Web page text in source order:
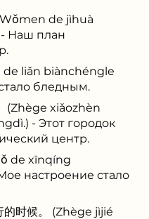
de jìhuà
Наш план
de liǎn biànchéngle
бледным.
(Zhège xiǎozhèn
- Этот городок
центр.
de xīnqíng
настроение стало
的时候。 (Zhège jìjié